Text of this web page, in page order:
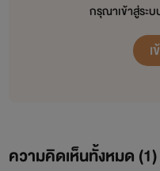
กรุณาเข้าสู่ระ
ความคิดเห็นทั้งหมด (1)